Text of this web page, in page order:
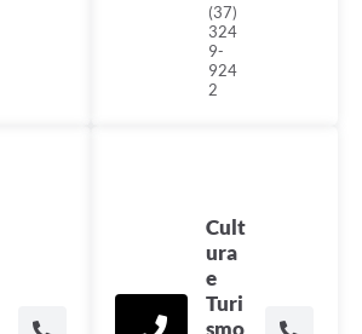
(37)
324
9-
924
2
Cult
ura
e
Turi
smo